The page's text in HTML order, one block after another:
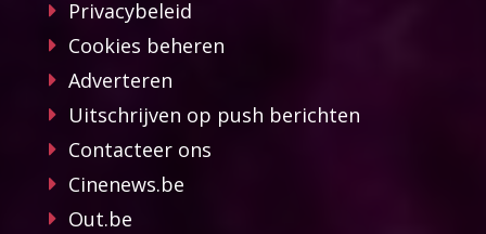
Privacybeleid
Cookies beheren
Adverteren
Uitschrijven op push berichten
Contacteer ons
Cinenews.be
Out.be